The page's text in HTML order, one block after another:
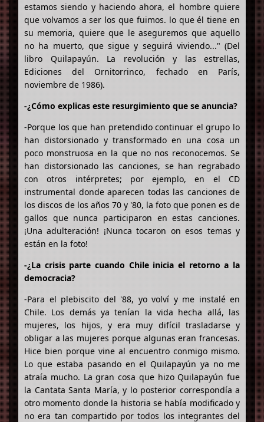
estamos siendo y haciendo ahora, el hombre quiere
que volvamos a ser los que fuimos. lo que él tiene en
su memoria, quiere que le aseguremos que aquello
no ha muerto, que sigue y seguirá viviendo..." (Del
libro Quilapayún. La revolución y las estrellas,
Ediciones del Ornitorrinco, fechado en París,
noviembre de 1986).
-¿Cómo explicas este resurgimiento que se anuncia?
-Porque los que han pretendido continuar el grupo lo
han distorsionado y transformado en una cosa un
poco monstruosa en la que no nos reconocemos. Se
han distorsionado las canciones, se han regrabado
con otros intérpretes; por ejemplo, en el CD
instrumental donde aparecen todas las canciones de
los discos de los años 70 y '80, la foto que ponen es de
gallos que nunca participaron en estas canciones.
¡Una adulteración! ¡Nunca tocaron on esos temas y
están en la foto!
-¿La crisis parte cuando Chile inicia el retorno a la
democracia?
-Para el plebiscito del '88, yo volví y me instalé en
Chile. Los demás ya tenían la vida hecha allá, las
mujeres, los hijos, y era muy difícil trasladarse y
obligar a las mujeres porque algunas eran francesas.
Hice bien porque vine al encuentro conmigo mismo.
Lo que estaba pasando en el Quilapayún ya no me
atraía mucho. La gran cosa que hizo Quilapayún fue
la Cantata Santa María, y lo posterior correspondía a
otro momento donde la historia se había modificado y
no era tan compartido por todos los integrantes del